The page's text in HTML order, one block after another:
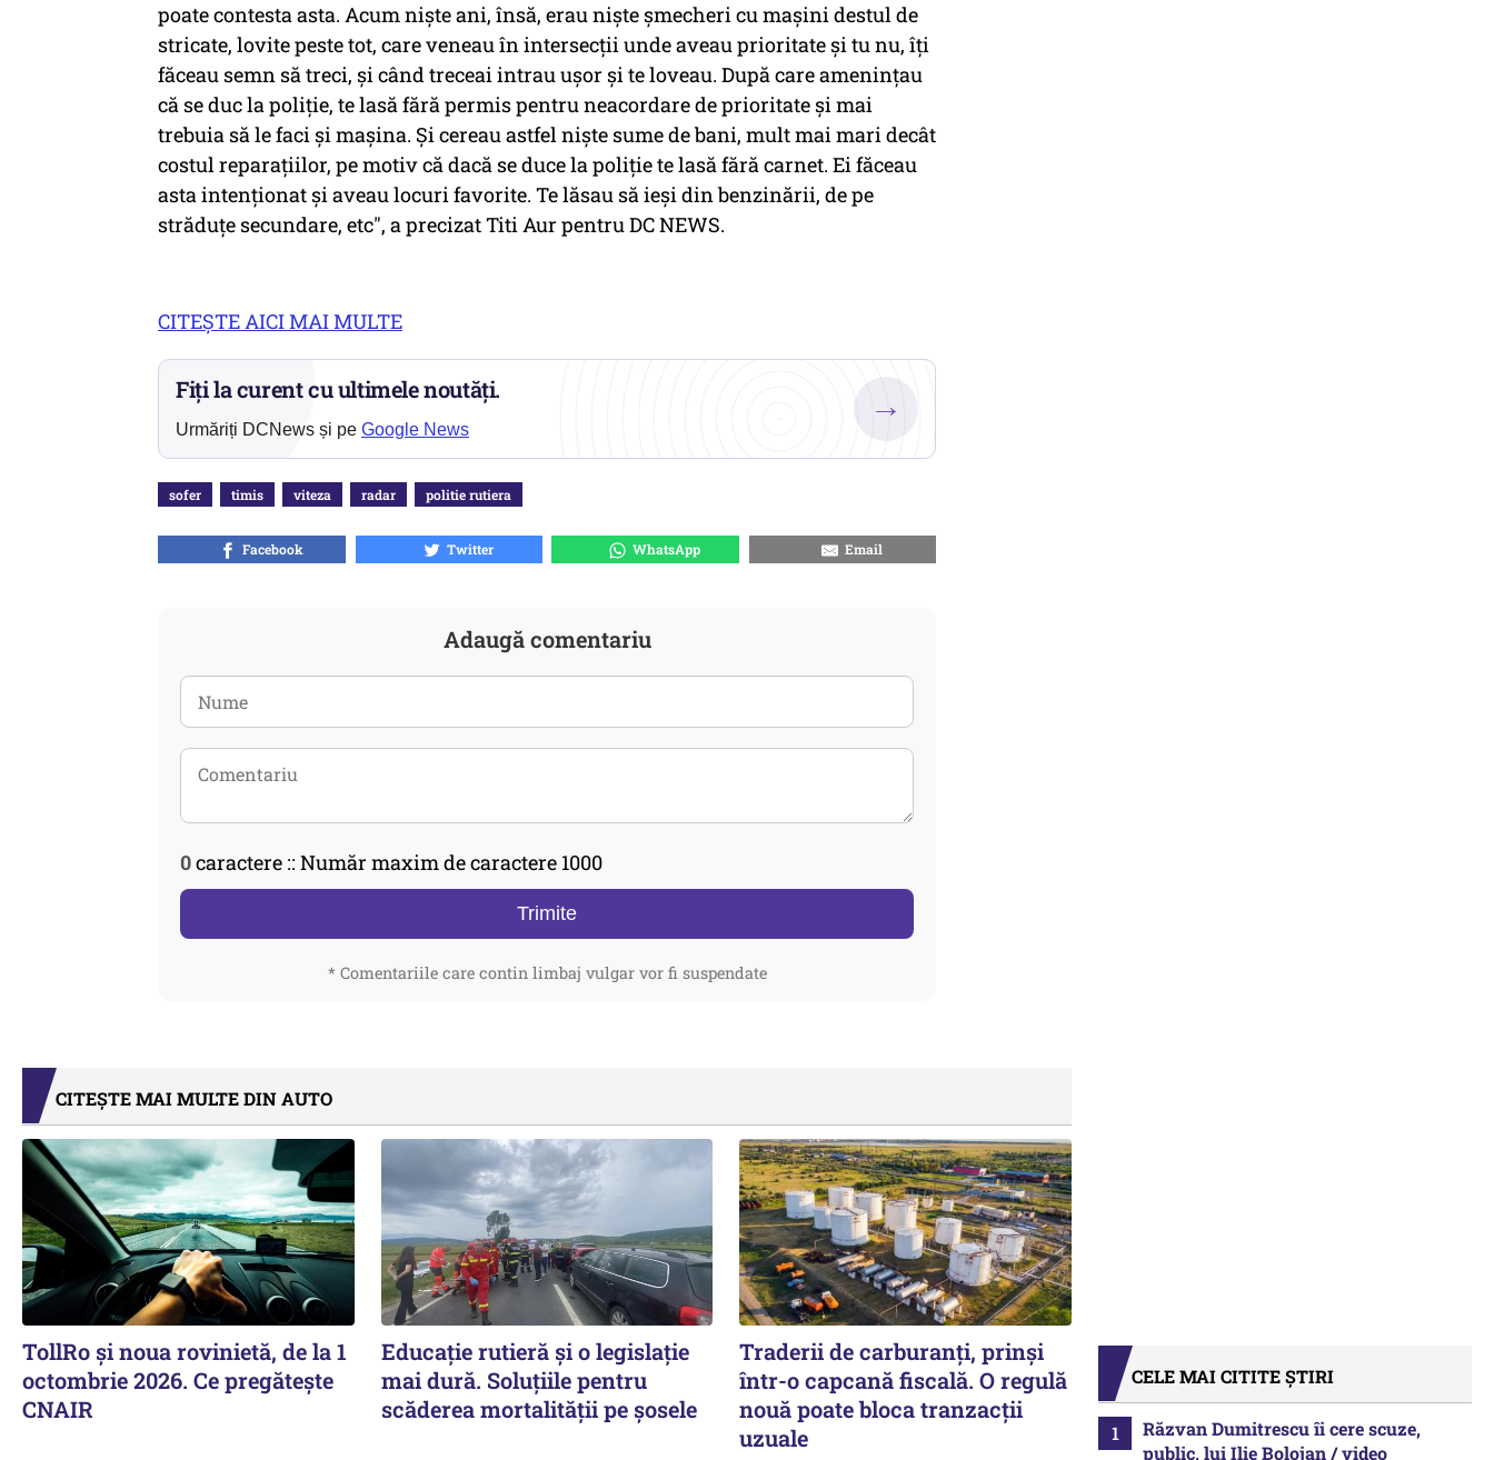
poate contesta asta. Acum nişte ani, însă, erau nişte şmecheri cu maşini destul de
stricate, lovite peste tot, care veneau în intersecţii unde aveau prioritate şi tu nu, îţi
făceau semn să treci, şi când treceai intrau uşor şi te loveau. După care ameninţau
că se duc la poliţie, te lasă fără permis pentru neacordare de prioritate şi mai
trebuia să le faci şi maşina. Şi cereau astfel nişte sume de bani, mult mai mari decât
costul reparaţiilor, pe motiv că dacă se duce la poliţie te lasă fără carnet. Ei făceau
asta intenţionat şi aveau locuri favorite. Te lăsau să ieşi din benzinării, de pe
străduţe secundare, etc", a precizat Titi Aur pentru DC NEWS.
CITEŞTE AICI MAI MULTE
Fiți la curent cu ultimele noutăți.
Urmăriți DCNews și pe Google News
→
sofer timis viteza radar politie rutiera
Facebook Twitter WhatsApp Email
Adaugă comentariu
0caractere :: Număr maxim de caractere 1000
Trimite
* Comentariile care contin limbaj vulgar vor fi suspendate
CITEȘTE MAI MULTE DIN AUTO
TollRo şi noua rovinietă, de la 1
octombrie 2026. Ce pregăteşte
CNAIR
Educație rutieră și o legislație
mai dură. Soluțiile pentru
scăderea mortalității pe şosele
Traderii de carburanți, prinși
într-o capcană fiscală. O regulă
nouă poate bloca tranzacții
uzuale
CELE MAI CITITE ȘTIRI
Răzvan Dumitrescu îi cere scuze,
public, lui Ilie Bolojan / video